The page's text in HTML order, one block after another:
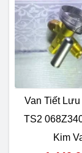
Van Tiết
TS2
Kim